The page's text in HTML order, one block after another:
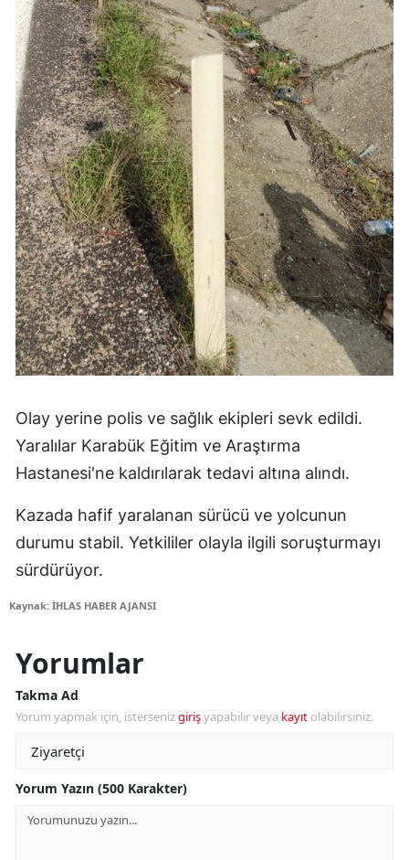
Olay yerine polis ve sağlık ekipleri sevk edildi.
Yaralılar Karabük Eğitim ve Araştırma
Hastanesi'ne kaldırılarak tedavi altına alındı.
Kazada hafif yaralanan sürücü ve yolcunun
durumu stabil. Yetkililer olayla ilgili soruşturmayı
sürdürüyor.
Kaynak: İHLAS HABER AJANSI
Yorumlar
Takma Ad
Yorum yapmak için, istersenizgirişyapabilir veya kayıt olabilirsiniz.
Yorum Yazın (500 Karakter)